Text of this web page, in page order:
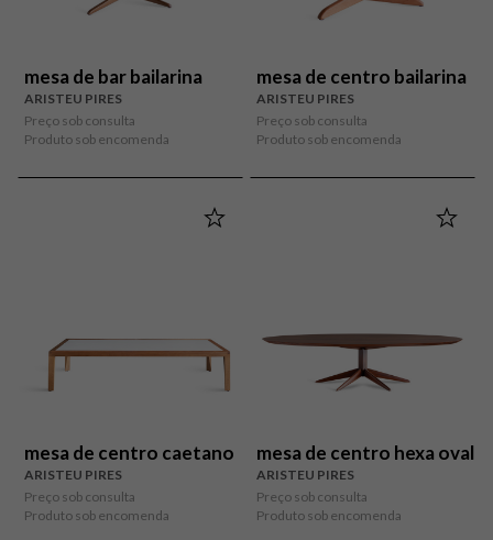
mesa de bar bailarina
ARISTEU PIRES
Preço sob consulta
Produto sob encomenda
mesa de centro bailarina
ARISTEU PIRES
Preço sob consulta
Produto sob encomenda
mesa de centro caetano
ARISTEU PIRES
Preço sob consulta
Produto sob encomenda
mesa de centro hexa oval
ARISTEU PIRES
Preço sob consulta
Produto sob encomenda